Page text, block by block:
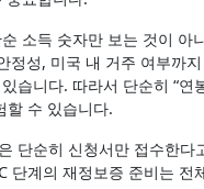
소득 숫자만 보는 것이 아
정성, 미국 내 거주 여부까
습니다. 따라서 단순히 “연
할 수 있습니다.
단순히 신청서만 접수한다
단계의 재정보증 준비는 전